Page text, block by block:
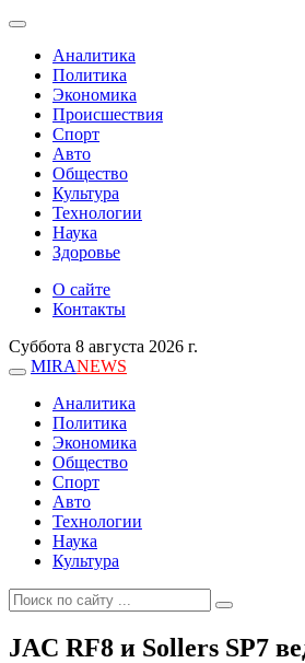
Аналитика
Политика
Экономика
Происшествия
Спорт
Авто
Общество
Культура
Технологии
Наука
Здоровье
О сайте
Контакты
Суббота 8 августа 2026 г.
MIRANEWS
Аналитика
Политика
Экономика
Общество
Спорт
Авто
Технологии
Наука
Культура
JAC RF8 и Sollers SP7